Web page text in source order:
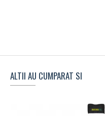
ALTII AU CUMPARAT SI